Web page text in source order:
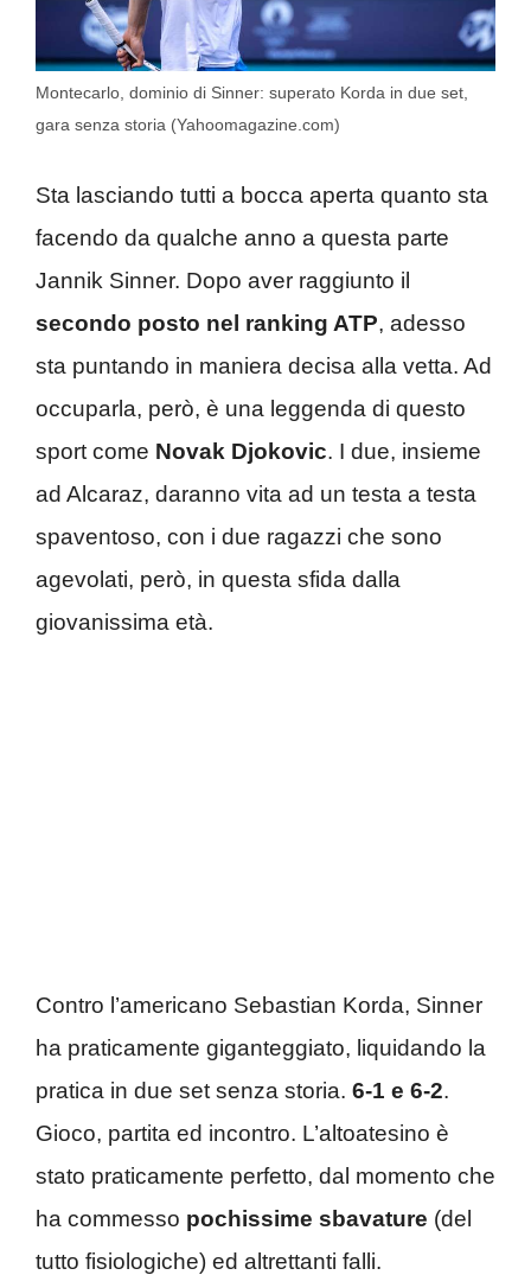
Montecarlo, dominio di Sinner: superato Korda in due set,
gara senza storia (Yahoomagazine.com)
Sta lasciando tutti a bocca aperta quanto sta
facendo da qualche anno a questa parte
Jannik Sinner. Dopo aver raggiunto il
secondo posto nel ranking ATP, adesso
sta puntando in maniera decisa alla vetta. Ad
occuparla, però, è una leggenda di questo
sport come Novak Djokovic. I due, insieme
ad Alcaraz, daranno vita ad un testa a testa
spaventoso, con i due ragazzi che sono
agevolati, però, in questa sfida dalla
giovanissima età.
Contro l’americano Sebastian Korda, Sinner
ha praticamente giganteggiato, liquidando la
pratica in due set senza storia. 6-1 e 6-2.
Gioco, partita ed incontro. L’altoatesino è
stato praticamente perfetto, dal momento che
ha commesso pochissime sbavature (del
tutto fisiologiche) ed altrettanti falli.